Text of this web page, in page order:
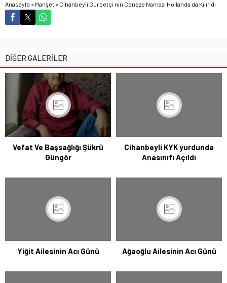
Anasayfa » Manşet » Cihanbeyli Gurbetçi nin Ceneze Namazı Hollanda da Kılındı
DİĞER GALERİLER
Vefat Ve Başsağlığı Şükrü
Güngör
Cihanbeyli KYK yurdunda
Anasınıfı Açıldı
Yiğit Ailesinin Acı Günü Ağaoğlu Ailesinin Acı Günü